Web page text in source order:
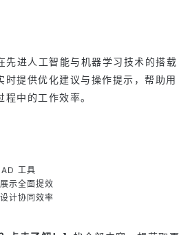
先进人工智能与机器学习技术的搭载
提供优化建议与操作提示，帮助用
中的工作效率。
工具
示全面提效
计协同效率